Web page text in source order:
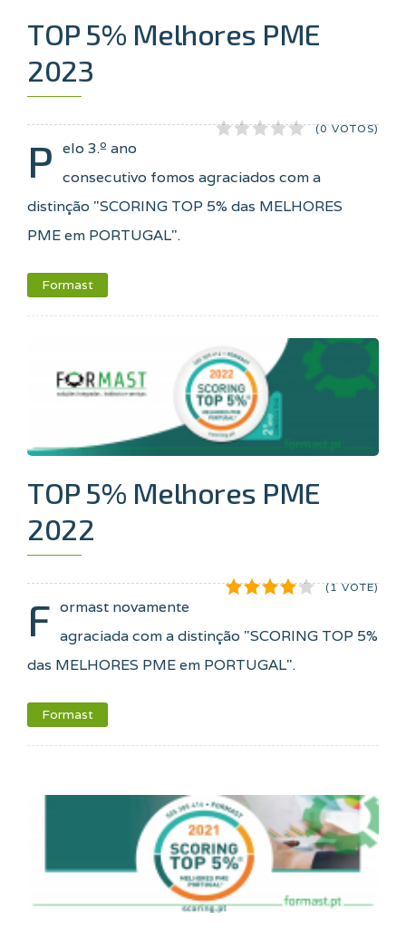
TOP 5% Melhores PME
2023
(0 VOTOS)
P elo 3.º ano
consecutivo fomos agraciados com a
distinção "SCORING TOP 5% das MELHORES
PME em PORTUGAL".
Formast
TOP 5% Melhores PME
2022
(1 VOTE)
F ormast novamente
agraciada com a distinção "SCORING TOP 5%
das MELHORES PME em PORTUGAL".
Formast